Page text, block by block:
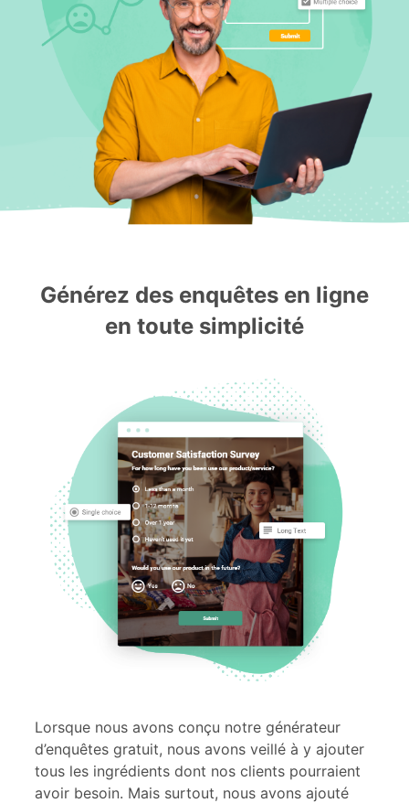
Générez des enquêtes en ligne
en toute simplicité
Lorsque nous avons conçu notre générateur
d’enquêtes gratuit, nous avons veillé à y ajouter
tous les ingrédients dont nos clients pourraient
avoir besoin. Mais surtout, nous avons ajouté